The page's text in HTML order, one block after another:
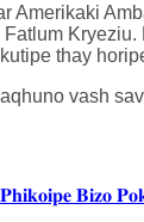
Amerikaki
thay
vash
𝐁𝐢𝐳𝐨